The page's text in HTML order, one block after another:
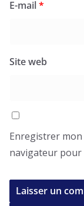
E-mail*
Site web
Enregistrer
navigateur pour